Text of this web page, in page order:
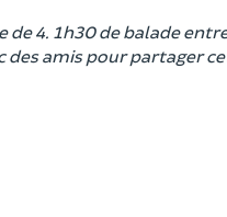
de 4. 1h30 de balade
amis pour partager